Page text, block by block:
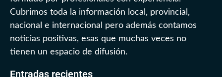
Cubrimos toda la información local, provincial,
nacional e internacional pero además contamos
noticias positivas, esas que muchas veces no
tienen un espacio de difusión.
Entradas recientes